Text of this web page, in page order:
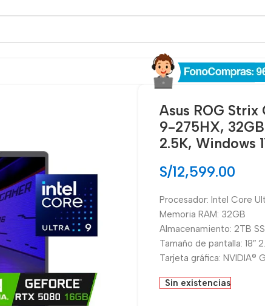
Asus ROG Strix
9-275HX, 32GB
2.5K, Windows
S/12,599.00
Procesador: Intel Core
Memoria RAM: 32GB
Almacenamiento: 2TB
Tamaño de pantalla: 18″
Tarjeta gráfica: NVIDIA®
Sin existencias